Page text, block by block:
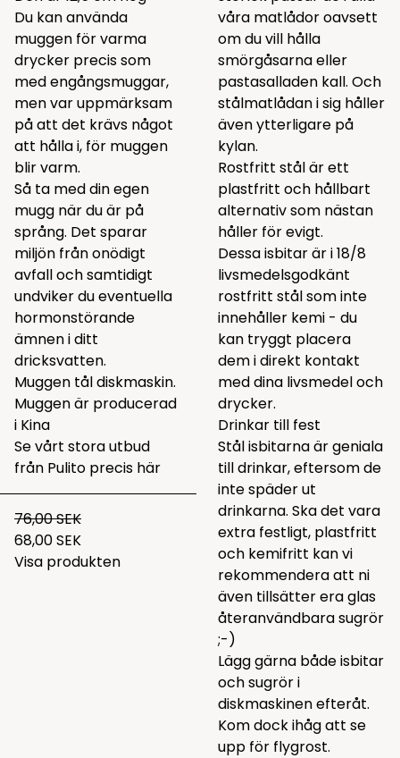
Du kan använda
muggen för varma
drycker precis som
med engångsmuggar,
men var uppmärksam
på att det krävs något
att hålla i, för muggen
blir varm.
Så ta med din egen
mugg när du är på
språng. Det sparar
miljön från onödigt
avfall och samtidigt
undviker du eventuella
hormonstörande
ämnen i ditt
dricksvatten.
Muggen tål diskmaskin.
Muggen är producerad
i Kina
Se vårt stora utbud
från Pulito precis här
76,00 SEK
68,00 SEK
Visa produkten
våra matlådor oavsett
om du vill hålla
smörgåsarna eller
pastasalladen kall. Och
stålmatlådan i sig håller
även ytterligare på
kylan.
Rostfritt stål är ett
plastfritt och hållbart
alternativ som nästan
håller för evigt.
Dessa isbitar är i 18/8
livsmedelsgodkänt
rostfritt stål som inte
innehåller kemi - du
kan tryggt placera
dem i direkt kontakt
med dina livsmedel och
drycker.
Drinkar till fest
Stål isbitarna är geniala
till drinkar, eftersom de
inte späder ut
drinkarna. Ska det vara
extra festligt, plastfritt
och kemifritt kan vi
rekommendera att ni
även tillsätter era glas
återanvändbara sugrör
;-)
Lägg gärna både isbitar
och sugrör i
diskmaskinen efteråt.
Kom dock ihåg att se
upp för flygrost.